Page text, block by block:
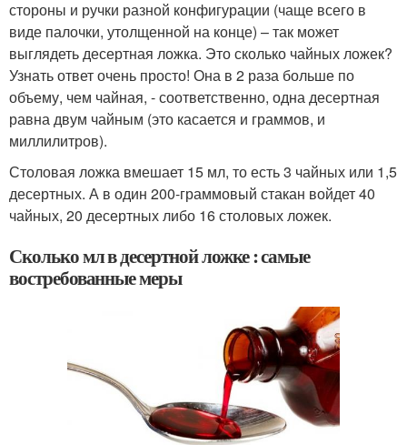
стороны и ручки разной конфигурации (чаще всего в
виде палочки, утолщенной на конце) – так может
выглядеть десертная ложка. Это сколько чайных ложек?
Узнать ответ очень просто! Она в 2 раза больше по
объему, чем чайная, - соответственно, одна десертная
равна двум чайным (это касается и граммов, и
миллилитров).
Столовая ложка вмешает 15 мл, то есть 3 чайных или 1,5
десертных. А в один 200-граммовый стакан войдет 40
чайных, 20 десертных либо 16 столовых ложек.
Сколько мл в десертной ложке : самые
востребованные меры